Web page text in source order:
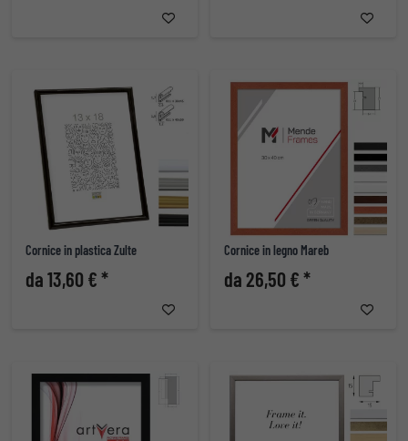
Cornice in plastica Zulte
da 13,60 € *
Cornice in legno Mareb
da 26,50 € *